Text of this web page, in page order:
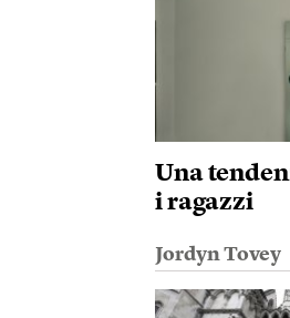
Una
i ragazzi
Jordyn Tovey